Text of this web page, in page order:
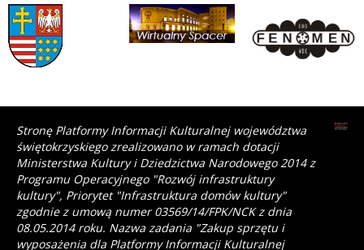
Stronę Platformy Informacji Kulturalnej województwa
świętokrzyskiego zrealizowano w ramach dotacji
Ministerstwa Kultury i Dziedzictwa Narodowego 2014 z
Programu Operacyjnego "Rozwój infrastruktury
kultury", Priorytet "Infrastruktura domów kultury"
zgodnie z umową numer 03569/14/FPK/NCK z dnia
08.05.2014 roku. Nazwa zadania "Zakup sprzętu i
wyposażenia dla Platformy Informacji Kulturalnej